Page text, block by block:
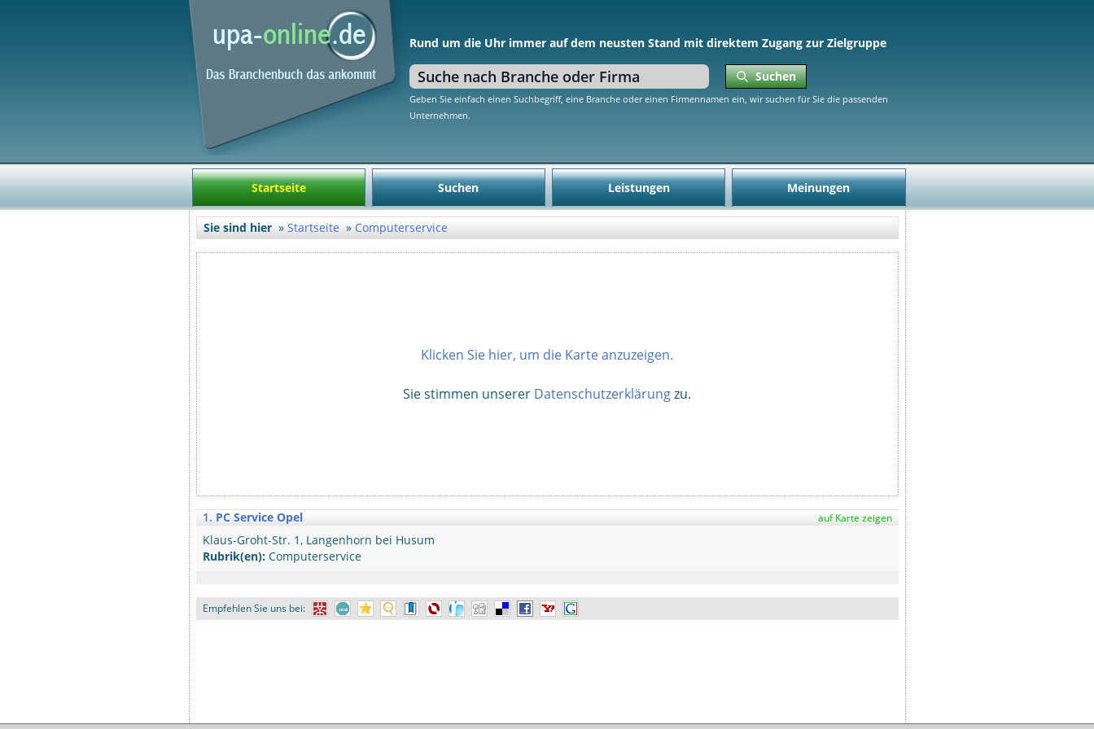
Rund um die Uhr immer auf dem neusten Stand mit direktem Zugang zur Zielgruppe
Suchen
Geben Sie einfach einen Suchbegriff, eine Branche oder einen Firmennamen ein, wir suchen für Sie die passenden
Unternehmen.
Startseite Suchen Leistungen Meinungen
Sie sind hier Startseite Computerservice
Klicken Sie hier, um die Karte anzuzeigen.
Sie stimmen unserer Datenschutzerklärungzu.
1. PC Service Opel auf Karte zeigen
Klaus-Groht-Str. 1, Langenhorn bei Husum
Rubrik(en):Computerservice
Empfehlen Sie uns bei: